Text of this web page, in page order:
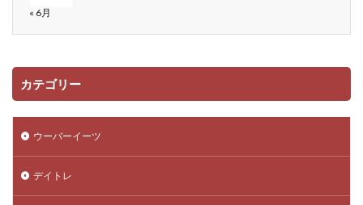
« 6月
カテゴリー
ウーバーイーツ
デイトレ